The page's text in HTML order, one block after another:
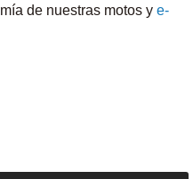
de nuestras motos y e-